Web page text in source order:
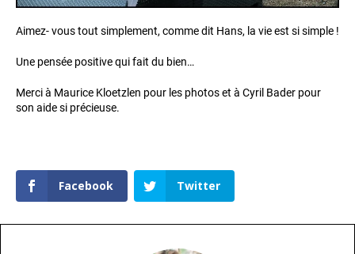
Aimez- vous tout simplement, comme dit Hans, la vie est si simple !
Une pensée positive qui fait du bien…
Merci à Maurice Kloetzlen pour les photos et à Cyril Bader pour
son aide si précieuse.
Facebook Twitter